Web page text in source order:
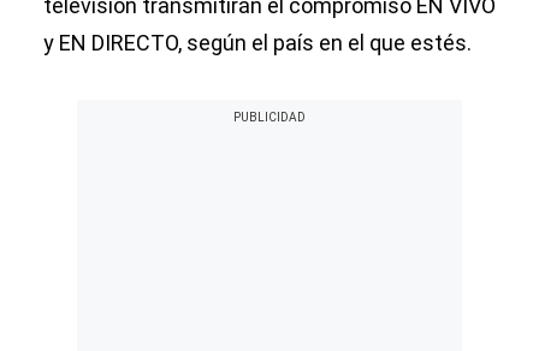
televisión transmitirán el compromiso EN VIVO
y EN DIRECTO, según el país en el que estés.